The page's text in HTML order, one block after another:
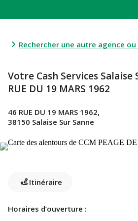
Rechercher une autre agence
Votre Cash Services Salaise
RUE DU 19 MARS 1962
46 RUE DU 19 MARS 1962,
38150 Salaise Sur Sanne
Itinéraire
Horaires d’ouverture :